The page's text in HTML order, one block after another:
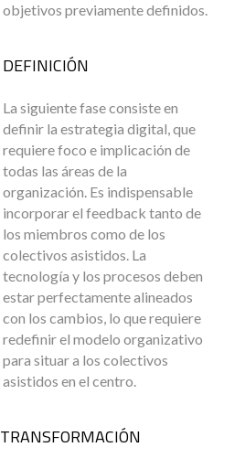
objetivos previamente definidos.
DEFINICIÓN
La siguiente fase consiste en
definir la estrategia digital, que
requiere foco e implicación de
todas las áreas de la
organización. Es indispensable
incorporar el feedback tanto de
los miembros como de los
colectivos asistidos. La
tecnología y los procesos deben
estar perfectamente alineados
con los cambios, lo que requiere
redefinir el modelo organizativo
para situar a los colectivos
asistidos en el centro.
TRANSFORMACIÓN